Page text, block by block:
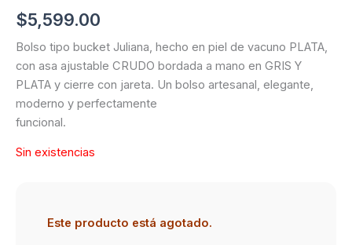
$5,599.00
Bolso tipo bucket Juliana, hecho en piel de vacuno PLATA,
con asa ajustable CRUDO bordada a mano en GRIS Y
PLATA y cierre con jareta. Un bolso artesanal, elegante,
moderno y perfectamente
funcional.
Sin existencias
Este producto está agotado.